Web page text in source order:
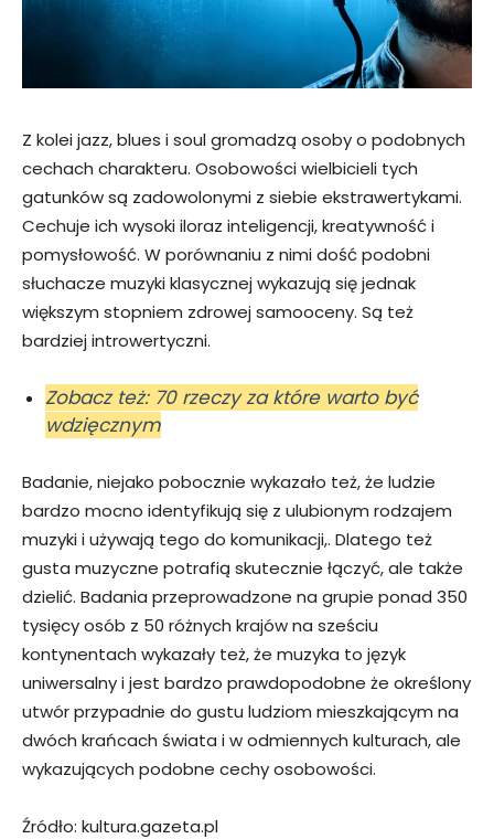
Z kolei jazz, blues i soul gromadzą osoby o podobnych
cechach charakteru. Osobowości wielbicieli tych
gatunków są zadowolonymi z siebie ekstrawertykami.
Cechuje ich wysoki iloraz inteligencji, kreatywność i
pomysłowość. W porównaniu z nimi dość podobni
słuchacze muzyki klasycznej wykazują się jednak
większym stopniem zdrowej samooceny. Są też
bardziej introwertyczni.
Zobacz też: 70 rzeczy za które warto być
wdzięcznym
Badanie, niejako pobocznie wykazało też, że ludzie
bardzo mocno identyfikują się z ulubionym rodzajem
muzyki i używają tego do komunikacji,. Dlatego też
gusta muzyczne potrafią skutecznie łączyć, ale także
dzielić. Badania przeprowadzone na grupie ponad 350
tysięcy osób z 50 różnych krajów na sześciu
kontynentach wykazały też, że muzyka to język
uniwersalny i jest bardzo prawdopodobne że określony
utwór przypadnie do gustu ludziom mieszkającym na
dwóch krańcach świata i w odmiennych kulturach, ale
wykazujących podobne cechy osobowości.
Źródło: kultura.gazeta.pl